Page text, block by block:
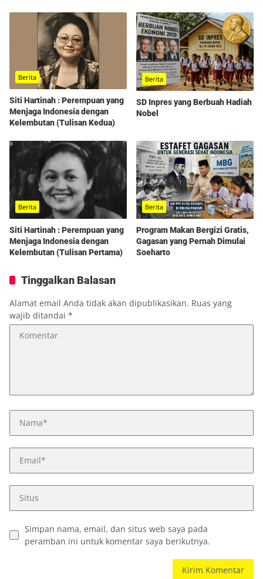
Berita
Siti Hartinah : Perempuan yang
Menjaga Indonesia dengan
Kelembutan (Tulisan Kedua)
Berita
SD Inpres yang Berbuah Hadiah
Nobel
Berita
Siti Hartinah : Perempuan yang
Menjaga Indonesia dengan
Kelembutan (Tulisan Pertama)
Berita
Program Makan Bergizi Gratis,
Gagasan yang Pernah Dimulai
Soeharto
Tinggalkan Balasan
Alamat email Anda tidak akan dipublikasikan. Ruas yang
wajib ditandai *
Simpan nama, email, dan situs web saya pada
peramban ini untuk komentar saya berikutnya.